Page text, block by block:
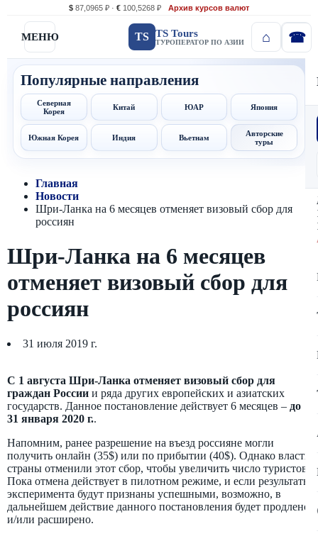
$ 87,0965 ₽ · € 100,5268 ₽ Архив курсов валют
МЕНЮ TS TS Tours
ТУРОПЕРАТОР ПО АЗИИ
Популярные направления
Северная
Корея
Китай ЮАР Япония
Южная Корея Индия Вьетнам
Авторские
туры
Главная
Новости
Шри-Ланка на 6 месяцев отменяет визовый сбор для
россиян
Шри-Ланка на 6 месяцев
отменяет визовый сбор для
россиян
31 июля 2019 г.
С 1 августа Шри-Ланка отменяет визовый сбор для
граждан России и ряда других европейских и азиатских
государств. Данное постановление действует 6 месяцев – до
31 января 2020 г..
Напомним, ранее разрешение на въезд россияне могли
получить онлайн (35$) или по прибытии (40$). Однако власти
страны отменили этот сбор, чтобы увеличить число туристов.
Пока отмена действует в пилотном режиме, и если результаты
эксперимента будут признаны успешными, возможно, в
дальнейшем действие данного постановления будет продлено
и/или расширено.